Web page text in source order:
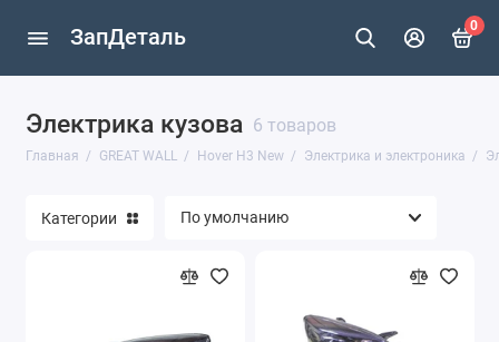
ЗапДеталь 0
Электрика кузова 6 товаров
Главная GREAT WALL Hover H3 New Электрика и электроника
Hover
Hover H3 New
Категории